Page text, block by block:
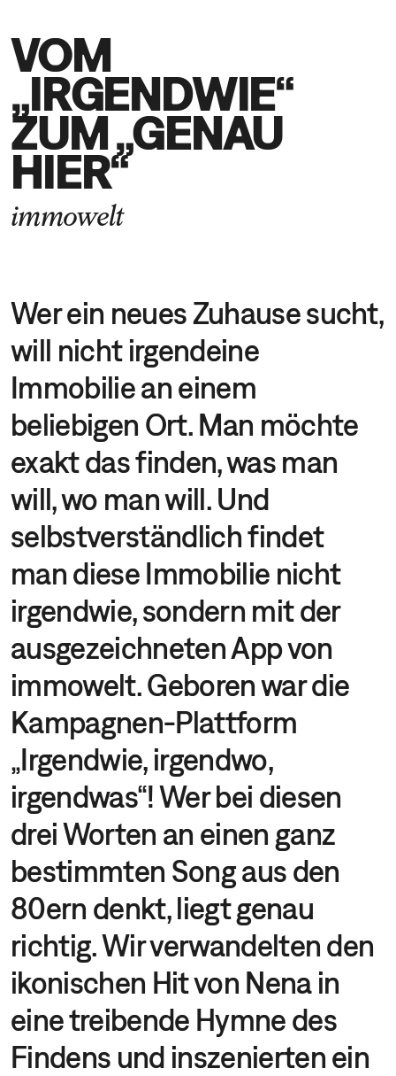
VOM
„IRGENDWIE“
ZUM „GENAU
HIER“
immowelt
Wer ein neues Zuhause sucht,
will nicht irgendeine
Immobilie an einem
beliebigen Ort. Man möchte
exakt das finden, was man
will, wo man will. Und
selbstverständlich findet
man diese Immobilie nicht
irgendwie, sondern mit der
ausgezeichneten App von
immowelt. Geboren war die
Kampagnen-Plattform
„Irgendwie, irgendwo,
irgendwas“! Wer bei diesen
drei Worten an einen ganz
bestimmten Song aus den
80ern denkt, liegt genau
richtig. Wir verwandelten den
ikonischen Hit von Nena in
eine treibende Hymne des
Findens und inszenierten ein